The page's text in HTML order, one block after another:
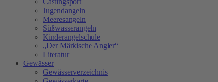
Castingsport
Jugendangeln
Meeresangeln
Süßwasserangeln
Kinderangelschule
„Der Märkische Angler“
Literatur
Gewässer
Gewässerverzeichnis